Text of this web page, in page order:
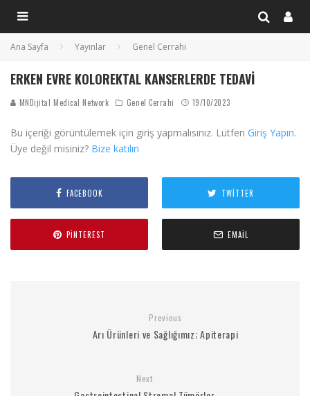
Ana Sayfa Yayınlar Genel Cerrahi
ERKEN EVRE KOLOREKTAL KANSERLERDE TEDAVI
MNDijital Medical Network Genel Cerrahi 19/10/2023
Bu içeriği görüntülemek için giriş yapmalısınız. Lütfen Giriş Yapın.
Üye değil misiniz? Bize katılın
FACEBOOK TWITTER
PINTEREST EMAIL
Previous
Arı Ürünleri ve Sağlığımız; Apiterapi
Next